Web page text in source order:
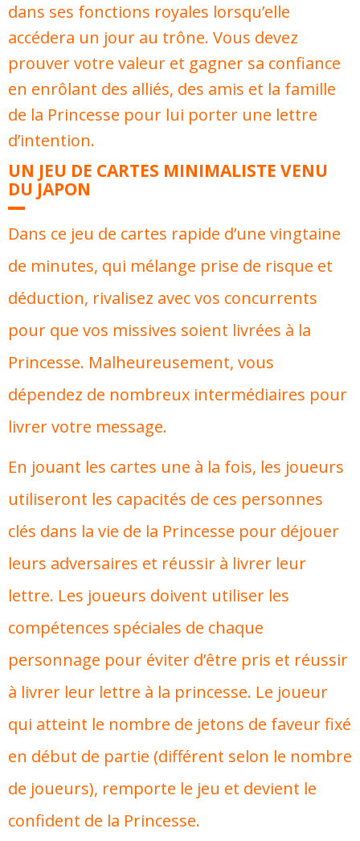
dans ses fonctions royales lorsqu’elle
accédera un jour au trône. Vous devez
prouver votre valeur et gagner sa confiance
en enrôlant des alliés, des amis et la famille
de la Princesse pour lui porter une lettre
d’intention.
UN JEU DE CARTES MINIMALISTE VENU
DU JAPON
Dans ce jeu de cartes rapide d’une vingtaine
de minutes, qui mélange prise de risque et
déduction, rivalisez avec vos concurrents
pour que vos missives soient livrées à la
Princesse. Malheureusement, vous
dépendez de nombreux intermédiaires pour
livrer votre message.
En jouant les cartes une à la fois, les joueurs
utiliseront les capacités de ces personnes
clés dans la vie de la Princesse pour déjouer
leurs adversaires et réussir à livrer leur
lettre. Les joueurs doivent utiliser les
compétences spéciales de chaque
personnage pour éviter d’être pris et réussir
à livrer leur lettre à la princesse. Le joueur
qui atteint le nombre de jetons de faveur fixé
en début de partie (différent selon le nombre
de joueurs), remporte le jeu et devient le
confident de la Princesse.